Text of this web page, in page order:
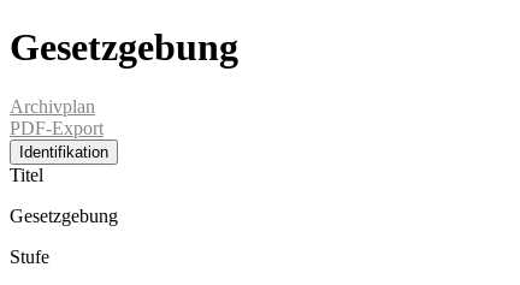
Gesetzgebung
Archivplan
PDF-Export
Identifikation
Titel
Gesetzgebung
Stufe